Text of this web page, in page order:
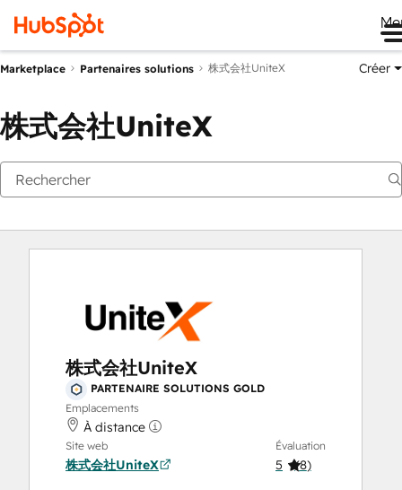
Marketplace Partenaires solutions 株式会社UniteX Créer
株式会社UniteX
株式会社UniteX
PARTENAIRE SOLUTIONS GOLD
Emplacements
À distance
Site web
株式会社UniteX
Évaluation
5 (8)